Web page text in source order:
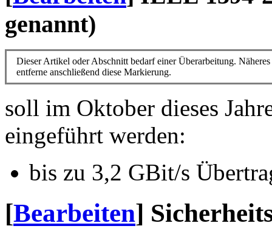
genannt)
Dieser Artikel oder Abschnitt bedarf einer Überarbeitung.
entferne anschließend diese Markierung.
soll im Oktober dieses
eingeführt werden:
bis zu 3,2 GBit/s
[Bearbeiten]